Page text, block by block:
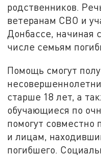
родственников.
ветеранам СВО и
Донбассе, начиная
числе семьям
Помощь смогут
старше 18 лет, а
обучающиеся по
помогут
и лицам,
погибшего.